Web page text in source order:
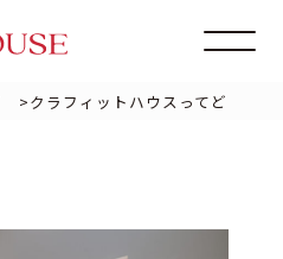
>クラフィットハウスってどんな会